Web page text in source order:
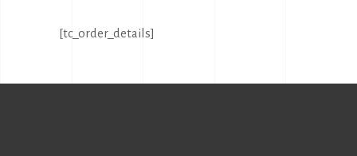
[tc_order_details]